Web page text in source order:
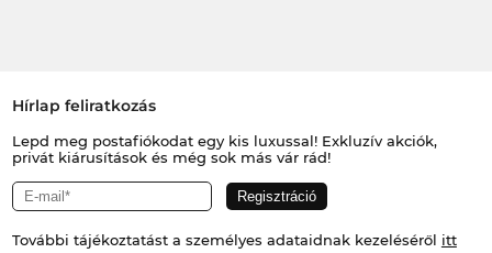
Hírlap feliratkozás
Lepd meg postafiókodat egy kis luxussal! Exkluzív akciók,
privát kiárusítások és még sok más vár rád!
További tájékoztatást a személyes adataidnak kezeléséről itt